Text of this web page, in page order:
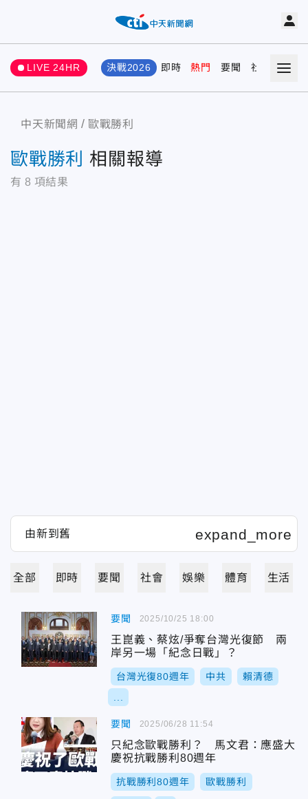
LIVE 24HR 決戰2026 即時 熱門 要聞 社會 娛樂
中天新聞網 歐戰勝利
歐戰勝利 相關報導
有 8 項結果
全部 即時 要聞 社會 娛樂 體育 生活
要聞
王崑義、蔡炫/爭奪台灣光復節 兩
岸另一場「紀念日戰」？
台灣光復80週年 中共 賴清德
2025/10/25 18:00
要聞
只紀念歐戰勝利？ 馬文君：應盛大
慶祝抗戰勝利80週年
抗戰勝利80週年 歐戰勝利
2025/06/28 11:54